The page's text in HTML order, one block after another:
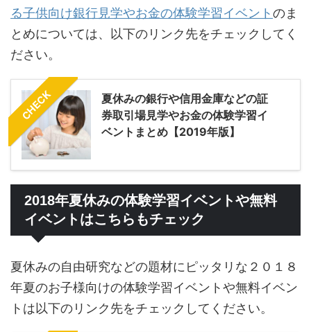
る子供向け銀行見学やお金の体験学習イベントのま
とめについては、以下のリンク先をチェックしてく
ださい。
CHECK
夏休みの銀行や信用金庫などの証
券取引場見学やお金の体験学習イ
ベントまとめ【2019年版】
2018年夏休みの体験学習イベントや無料
イベントはこちらもチェック
夏休みの自由研究などの題材にピッタリな２０１８
年夏のお子様向けの体験学習イベントや無料イベン
トは以下のリンク先をチェックしてください。